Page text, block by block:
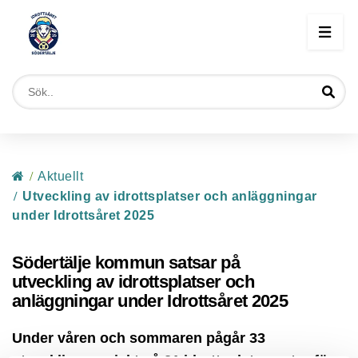
Start
/ Aktuellt
/ Utveckling av idrottsplatser och anläggningar
under Idrottsåret 2025
Södertälje kommun satsar på
utveckling av idrottsplatser och
anläggningar under Idrottsåret 2025
Under våren och sommaren pågår 33